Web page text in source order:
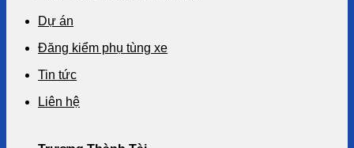
Dự án
Đăng kiểm phụ tùng xe
Tin tức
Liên hệ